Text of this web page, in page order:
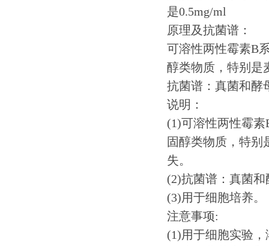
是0.5mg/ml
原理及抗菌谱：
可溶性两性霉素B
醇类物质，特别是
抗菌谱：真菌和酵
说明：
(1)可溶性两性霉
固醇类物质，特别
失。
(2)抗菌谱：真菌和
(3)用于细胞培养。
注意事项:
(1)用于细胞实验